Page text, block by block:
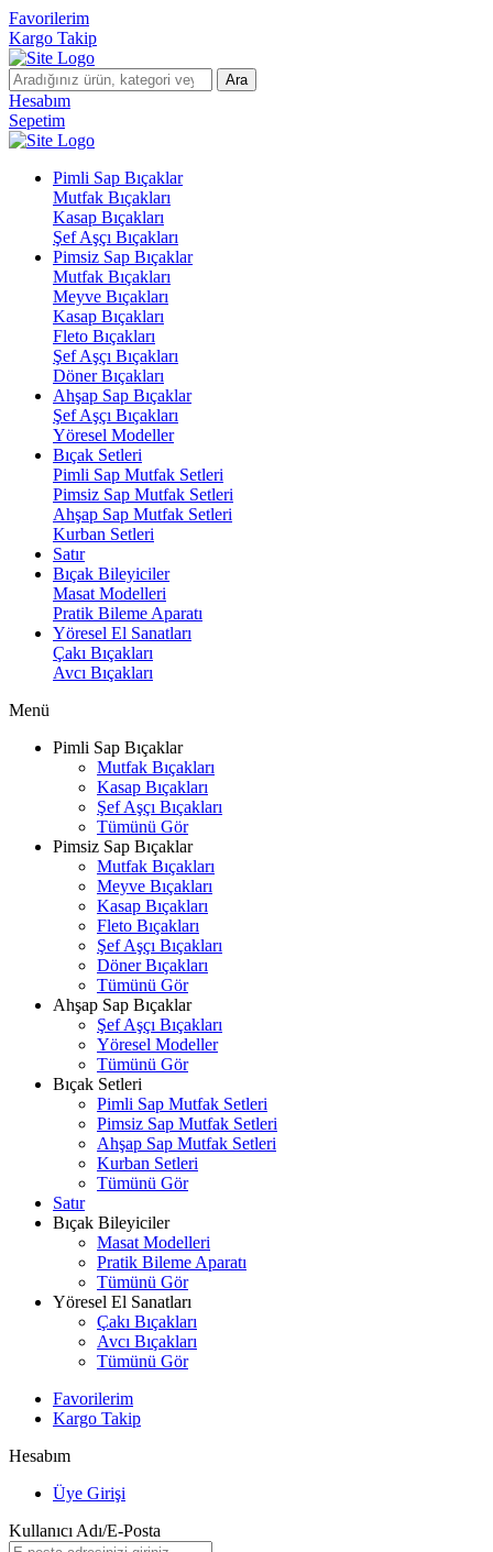
Favorilerim
Kargo Takip
Ara
Hesabım
Sepetim
Pimli Sap Bıçaklar
Mutfak Bıçakları
Kasap Bıçakları
Şef Aşçı Bıçakları
Pimsiz Sap Bıçaklar
Mutfak Bıçakları
Meyve Bıçakları
Kasap Bıçakları
Fleto Bıçakları
Şef Aşçı Bıçakları
Döner Bıçakları
Ahşap Sap Bıçaklar
Şef Aşçı Bıçakları
Yöresel Modeller
Bıçak Setleri
Pimli Sap Mutfak Setleri
Pimsiz Sap Mutfak Setleri
Ahşap Sap Mutfak Setleri
Kurban Setleri
Satır
Bıçak Bileyiciler
Masat Modelleri
Pratik Bileme Aparatı
Yöresel El Sanatları
Çakı Bıçakları
Avcı Bıçakları
Menü
Pimli Sap Bıçaklar
Mutfak Bıçakları
Kasap Bıçakları
Şef Aşçı Bıçakları
Tümünü Gör
Pimsiz Sap Bıçaklar
Mutfak Bıçakları
Meyve Bıçakları
Kasap Bıçakları
Fleto Bıçakları
Şef Aşçı Bıçakları
Döner Bıçakları
Tümünü Gör
Ahşap Sap Bıçaklar
Şef Aşçı Bıçakları
Yöresel Modeller
Tümünü Gör
Bıçak Setleri
Pimli Sap Mutfak Setleri
Pimsiz Sap Mutfak Setleri
Ahşap Sap Mutfak Setleri
Kurban Setleri
Tümünü Gör
Satır
Bıçak Bileyiciler
Masat Modelleri
Pratik Bileme Aparatı
Tümünü Gör
Yöresel El Sanatları
Çakı Bıçakları
Avcı Bıçakları
Tümünü Gör
Favorilerim
Kargo Takip
Hesabım
Üye Girişi
Kullanıcı Adı/E-Posta